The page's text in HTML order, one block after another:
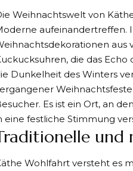
Weihnachtswelt von
aufeinandertreffen.
aus
die das
Dunkelheit des Winters
Es ist ein Ort, an
eine festliche Stimmung
und
Wohlfahrt versteht es